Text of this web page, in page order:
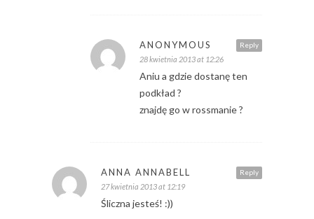
Reply
ANONYMOUS
28 kwietnia 2013 at 12:26
Aniu a gdzie dostanę ten
podkład ?
znajdę go w rossmanie ?
Reply
ANNA ANNABELL
27 kwietnia 2013 at 12:19
Śliczna jesteś! :))